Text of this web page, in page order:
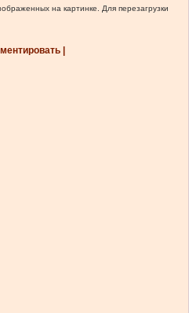
на картинке. Для перезагрузки
|